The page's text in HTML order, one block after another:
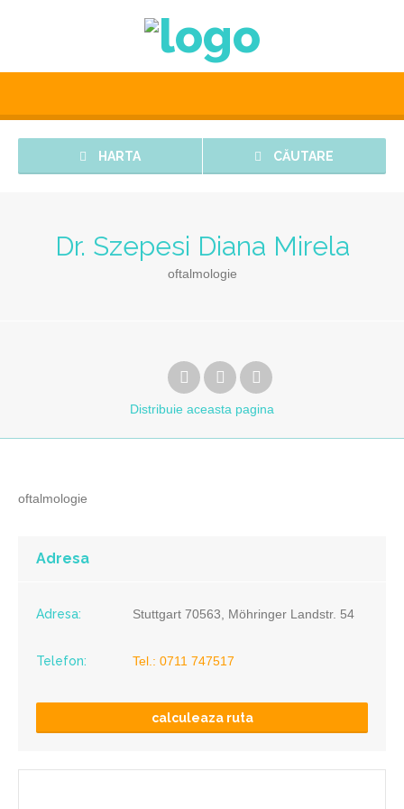
HARTA CĂUTARE
Dr. Szepesi Diana Mirela
oftalmologie
Distribuie aceasta pagina
oftalmologie
Adresa
Adresa: Stuttgart 70563, Möhringer Landstr. 54
Telefon: Tel.: 0711 747517
calculeaza ruta